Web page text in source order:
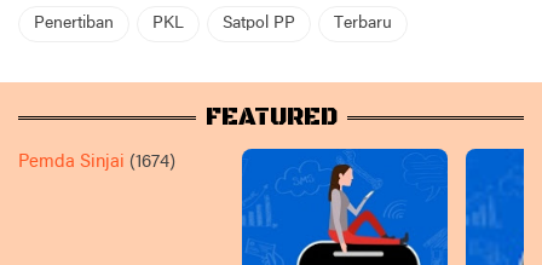
Penertiban PKL Satpol PP Terbaru
FEATURED
Pemda Sinjai (1674)